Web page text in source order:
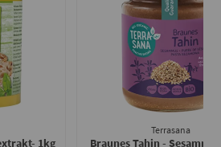
- 1kg
Terrasana
Braunes Tahin -